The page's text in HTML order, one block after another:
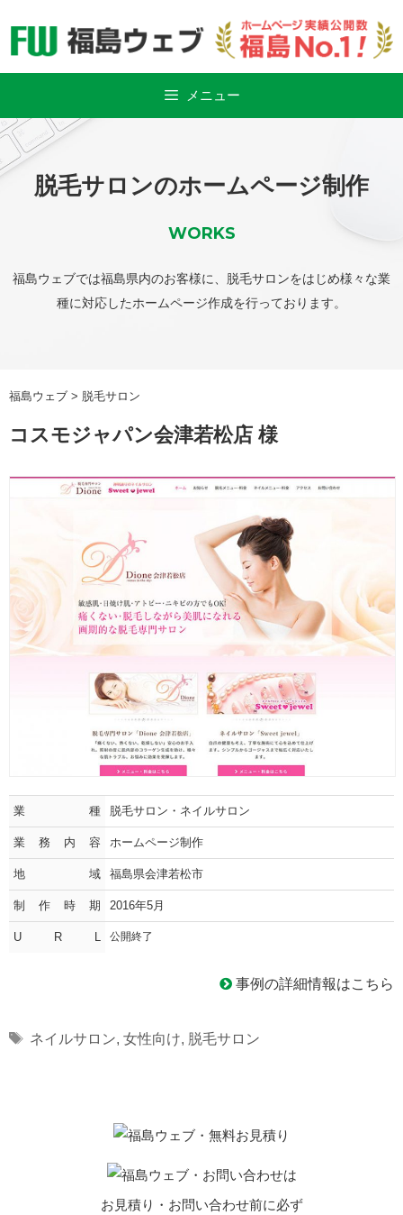
メニュー
脱毛サロンのホームページ制作
WORKS
福島ウェブでは福島県内のお客様に、脱毛サロンをはじめ様々な業
種に対応したホームページ作成を行っております。
福島ウェブ > 脱毛サロン
コスモジャパン会津若松店 様
業種 脱毛サロン・ネイルサロン
業務内容 ホームページ制作
地域 福島県会津若松市
制作時期 2016年5月
U R L 公開終了
事例の詳細情報はこちら
Tags
ネイルサロン, 女性向け, 脱毛サロン
お見積り・お問い合わせ前に必ず